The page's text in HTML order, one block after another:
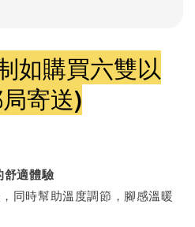
如購買六雙以
寄送)
適體驗
同時幫助溫度調節，腳感溫暖